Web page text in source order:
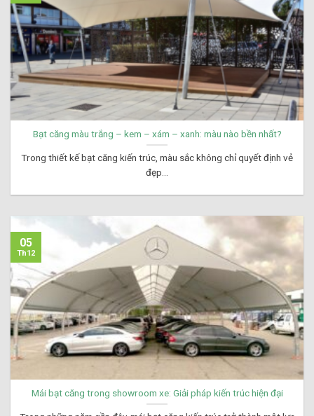
Bạt căng màu trắng – kem – xám – xanh: màu nào bền nhất?
Trong thiết kế bạt căng kiến trúc, màu sắc không chỉ quyết định vẻ
đẹp...
Mái bạt căng trong showroom xe: Giải pháp kiến trúc hiện đại
05
Th12